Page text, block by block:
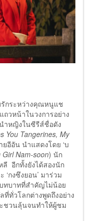
กระหว่างคุณหนูแช
วหน้าในวงการอย่าง
นำหญิงในซีรีส์ชื่อดัง
You Tangerines, My
อีอัน นำแสดงโดย ‘บ
Girl Nam-soon) นัก
อีกทั้งยังได้สองนัก
‘กงซึงยอน’ มาร่วม
ทบาทที่สำคัญไม่น้อย
ที่ทั่วโลกต่างพูดถึงอย่าง
ชวนลุ้นจนทำให้ผู้ชม